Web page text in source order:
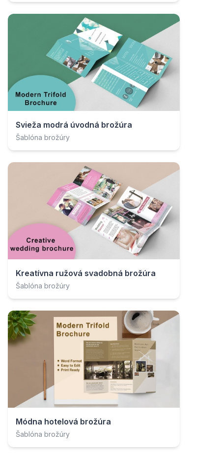
Svieža modrá úvodná brožúra
Šablóna brožúry
Kreatívna ružová svadobná brožúra
Šablóna brožúry
Módna hotelová brožúra
Šablóna brožúry